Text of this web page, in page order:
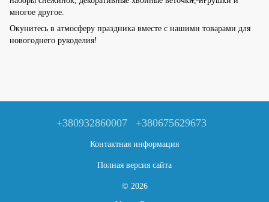
многое другое.
Окунитесь в атмосферу праздника вместе с нашими товарами для
новогоднего рукоделия!
+380932860007 +380675629673
Контактная информация
Полная версия сайта
© 2026